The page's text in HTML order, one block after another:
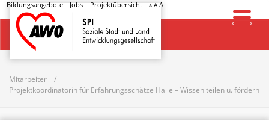
Bildungsangebote Jobs Projektübersicht A AA
Startseite
Mitarbeiter
Projektkoordinatorin für Erfahrungsschätze Halle – Wissen teilen u. fördern